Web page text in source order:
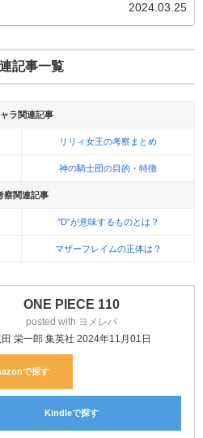
2024.03.25
記事一覧
ラ関連記事
リリィ女王の考察まとめ
神の騎士団の目的・特徴
察関連記事
”D”が意味するものとは？
マザーフレイムの正体は？
ONE PIECE 110
posted with ヨメレバ
田 栄一郎 集英社 2024年11月01日
Kindle